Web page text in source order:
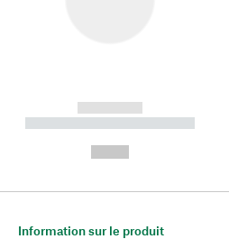
------------
----------- ----------- --------
Information sur le produit